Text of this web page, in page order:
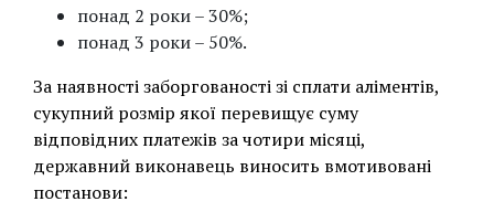
понад 2 роки – 30%;
понад 3 роки – 50%.
За наявності заборгованості зі сплати аліментів,
сукупний розмір якої перевищує суму
відповідних платежів за чотири місяці,
державний виконавець виносить вмотивовані
постанови: